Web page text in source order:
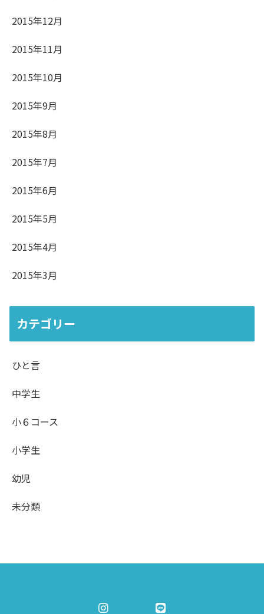
2015年12月
2015年11月
2015年10月
2015年9月
2015年8月
2015年7月
2015年6月
2015年5月
2015年4月
2015年3月
カテゴリー
ひと言
中学生
小６コース
小学生
幼児
未分類